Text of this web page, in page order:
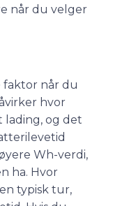
når du velger
faktor når du
hvor
lading, og det
Wh-verdi,
ha. Hvor
typisk tur,